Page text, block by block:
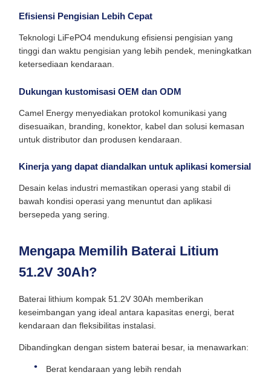
Efisiensi Pengisian Lebih Cepat
Teknologi LiFePO4 mendukung efisiensi pengisian yang
tinggi dan waktu pengisian yang lebih pendek, meningkatkan
ketersediaan kendaraan.
Dukungan kustomisasi OEM dan ODM
Camel Energy menyediakan protokol komunikasi yang
disesuaikan, branding, konektor, kabel dan solusi kemasan
untuk distributor dan produsen kendaraan.
Kinerja yang dapat diandalkan untuk aplikasi komersial
Desain kelas industri memastikan operasi yang stabil di
bawah kondisi operasi yang menuntut dan aplikasi
bersepeda yang sering.
Mengapa Memilih Baterai Litium
51.2V 30Ah?
Baterai lithium kompak 51.2V 30Ah memberikan
keseimbangan yang ideal antara kapasitas energi, berat
kendaraan dan fleksibilitas instalasi.
Dibandingkan dengan sistem baterai besar, ia menawarkan:
Berat kendaraan yang lebih rendah